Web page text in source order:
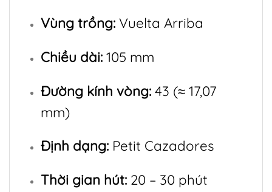
Vùng trồng:Vuelta Arriba
Chiều dài:105 mm
Đường kính vòng:43 (≈ 17,07
mm)
Định dạng:Petit Cazadores
Thời gian hút:20 – 30 phút